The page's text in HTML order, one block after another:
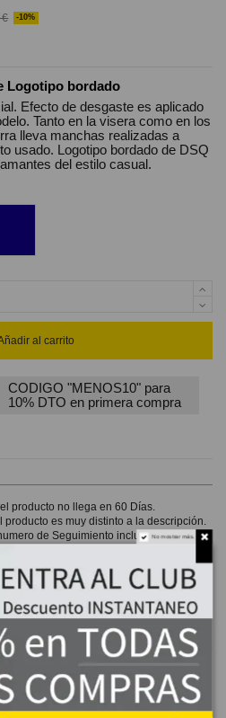
€ -10%
Logotipo bordado
Efecto de desgaste es aplicado
Tanto en la visera como en los
lleva manchas realizadas a
usado. Logotipo bordado de DSQ
del estilo casual.
al carrito
CODIGO "MENOS10" para
10% DTO en primera compra
producto no llega en 60 Días.
es muy distinto a la descripción.
de Seguimiento incluido 7-15 días.
LA vienen incluido en el precio.
No mostrar más.